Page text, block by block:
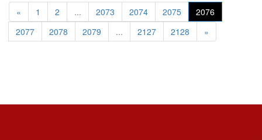
« 1 2 ... 2073 2074 2075
2076
2077
2078 2079 ... 2127 2128 »